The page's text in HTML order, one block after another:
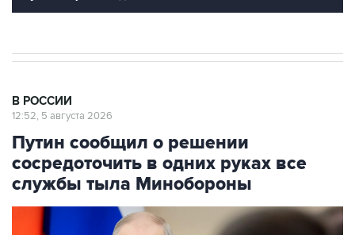
В РОССИИ
12:52, 5 августа 2026
Путин сообщил о решении
сосредоточить в одних руках все
службы тыла Минобороны